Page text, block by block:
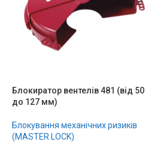
Блокиратор вентелів 481 (від 50
до 127 мм)
Блокування механічних ризиків
(MASTER LOCK)